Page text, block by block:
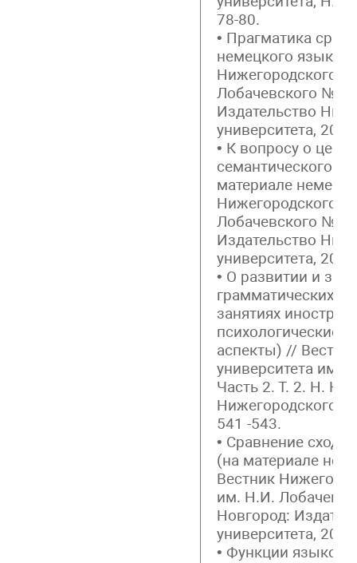
78-80.
• Прагматика
немецкого языка).
Нижегородского
Лобачевского №4,
Издательство
университета,
• К вопросу о
семантического
материале
Нижегородского
Лобачевского №5.
Издательство
университета,
• О развитии и
грамматических
занятиях
психологические
аспекты) //
университета им.
Часть 2. Т. 2. Н.
Нижегородского
541 -543.
• Сравнение
(на материале
Вестник
им. Н.И.
Новгород:
университета,
• Функции